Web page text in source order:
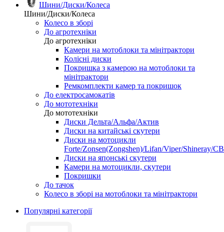
Шини/Диски/Колеса
Шини/Диски/Колеса
Колесо в зборі
До агротехніки
До агротехніки
Камери на мотоблоки та мінітрактори
Колісні диски
Покришка з камерою на мотоблоки та
мінітрактори
Ремкомплекти камер та покришок
До електросамокатів
До мототехніки
До мототехніки
Диски Дельта/Альфа/Актив
Диски на китайські скутери
Диски на мотоцикли
Forte/Zonsen(Zongshen)/Lifan/Viper/Shineray/CB
Диски на японські скутери
Камери на мотоцикли, скутери
Покришки
До тачок
Колесо в зборі на мотоблоки та мінітрактори
Популярні категорії